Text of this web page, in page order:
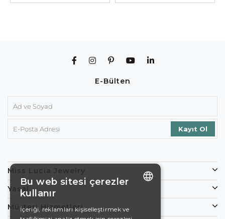
E-Bülten
Miss Lucia Jewelry
Yasal
Müşteri Hizmetleri
Bu web sitesi çerezler
kullanır
İçeriği, reklamları kişiselleştirmek ve